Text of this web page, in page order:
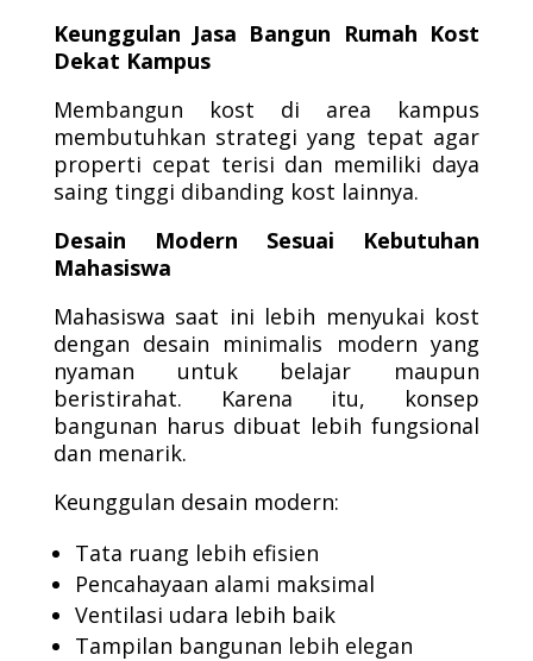
Keunggulan Jasa Bangun Rumah Kost
Dekat Kampus
Membangun kost di area kampus
membutuhkan strategi yang tepat agar
properti cepat terisi dan memiliki daya
saing tinggi dibanding kost lainnya.
Desain Modern Sesuai Kebutuhan
Mahasiswa
Mahasiswa saat ini lebih menyukai kost
dengan desain minimalis modern yang
nyaman untuk belajar maupun
beristirahat. Karena itu, konsep
bangunan harus dibuat lebih fungsional
dan menarik.
Keunggulan desain modern:
Tata ruang lebih efisien
Pencahayaan alami maksimal
Ventilasi udara lebih baik
Tampilan bangunan lebih elegan